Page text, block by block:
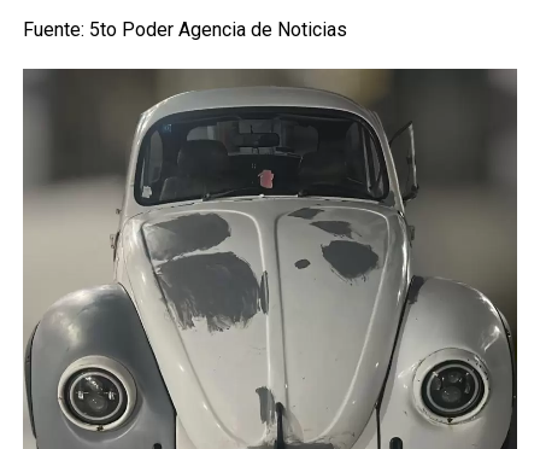
Fuente: 5to Poder Agencia de Noticias